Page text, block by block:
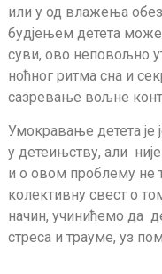
или у од влажења
будјењем детета може
суви, ово неповољно
ноћног ритма сна и
сазревање вољне
Умокравање детета је
у детеињству, али
и о овом проблему не
колективну свест о
начин, учинићемо да
стреса и трауме, уз